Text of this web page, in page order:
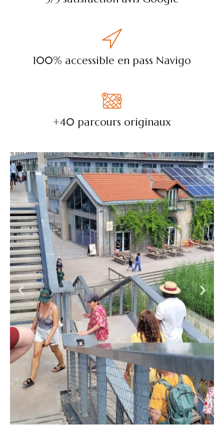
100% accessible en pass Navigo
+40 parcours originaux